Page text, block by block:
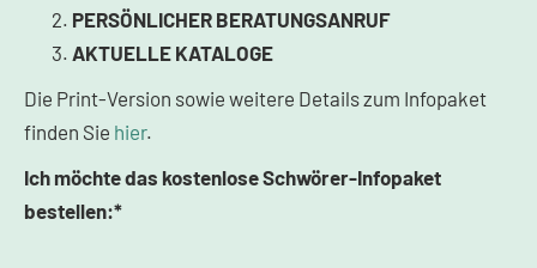
PERSÖNLICHER BERATUNGSANRUF
AKTUELLE KATALOGE
Die Print-Version sowie weitere Details zum Infopaket
finden Sie hier.
Ich möchte das kostenlose Schwörer-Infopaket
bestellen:*